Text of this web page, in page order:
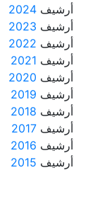
أرشيف 2024
أرشيف 2023
أرشيف 2022
أرشيف 2021
أرشيف 2020
أرشيف 2019
أرشيف 2018
أرشيف 2017
أرشيف 2016
أرشيف 2015